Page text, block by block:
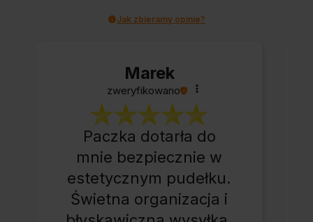
Jak zbieramy opinie?
Marek
zweryfikowano
Paczka dotarła do
mnie bezpiecznie w
estetycznym pudełku.
Świetna organizacja i